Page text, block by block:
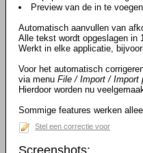
Preview van de in te
Automatisch aanvullen van
Alle tekst wordt opgeslagen in
Werkt in elke applicatie,
Voor het automatisch
via menu File / Import / Import
Hierdoor worden nu
Sommige features werken
Stel een correctie voor
Screenshots: